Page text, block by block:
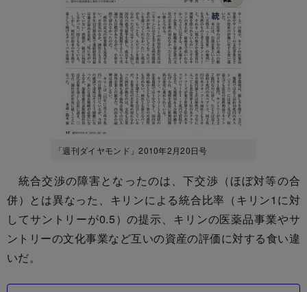
「週刊ダイヤモンド」2010年2月20日号
統合交渉の障害となったのは、下交渉（ほぼ対等の合
併）とは異なった、キリンによる統合比率（キリン1に対
してサントリーが0.5）の提示、キリンの医薬品事業やサ
ントリーの文化事業など互いの資産の評価に対する食い違
いだ。